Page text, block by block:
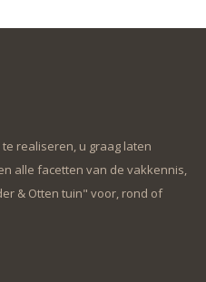
realiseren, u graag laten
alle facetten van de vakkennis,
& Otten tuin" voor, rond of